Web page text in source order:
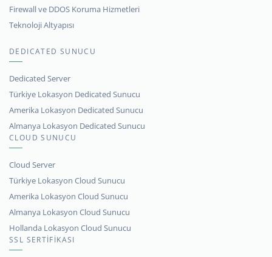
Firewall ve DDOS Koruma Hizmetleri
Teknoloji Altyapısı
DEDICATED SUNUCU
Dedicated Server
Türkiye Lokasyon Dedicated Sunucu
Amerika Lokasyon Dedicated Sunucu
Almanya Lokasyon Dedicated Sunucu
CLOUD SUNUCU
Cloud Server
Türkiye Lokasyon Cloud Sunucu
Amerika Lokasyon Cloud Sunucu
Almanya Lokasyon Cloud Sunucu
Hollanda Lokasyon Cloud Sunucu
SSL SERTİFİKASI